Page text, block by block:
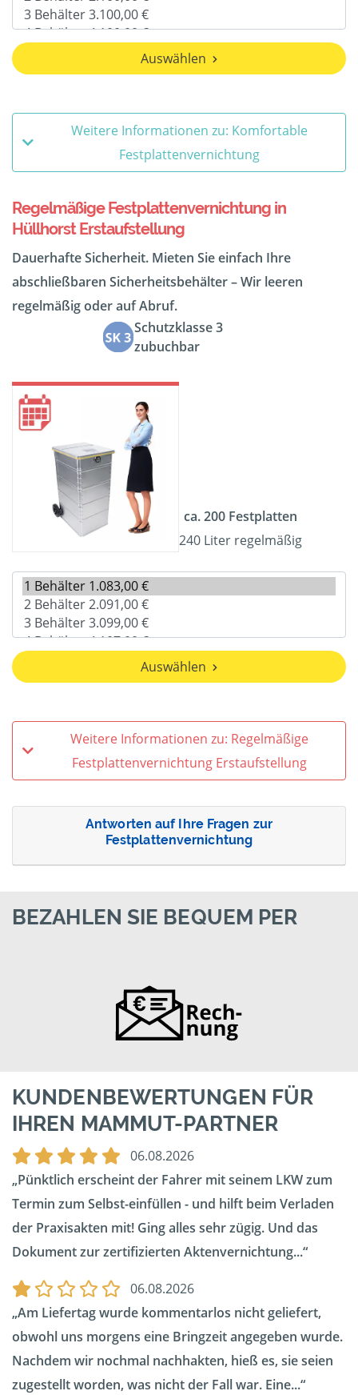
Auswählen
Weitere Informationen zu: Komfortable
Festplattenvernichtung
Regelmäßige Festplattenvernichtung in
Hüllhorst Erstaufstellung
Dauerhafte Sicherheit. Mieten Sie einfach Ihre
abschließbaren Sicherheitsbehälter – Wir leeren
regelmäßig oder auf Abruf.
Schutzklasse 3
zubuchbar
ca. 200 Festplatten
240 Liter regelmäßig
Auswählen
Weitere Informationen zu: Regelmäßige
Festplattenvernichtung Erstaufstellung
Antworten auf Ihre Fragen zur
Festplattenvernichtung
BEZAHLEN SIE BEQUEM PER
KUNDENBEWERTUNGEN FÜR
IHREN MAMMUT-PARTNER
06.08.2026
Pünktlich erscheint der Fahrer mit seinem LKW zum
Termin zum Selbst-einfüllen - und hilft beim Verladen
der Praxisakten mit! Ging alles sehr zügig. Und das
Dokument zur zertifizierten Aktenvernichtung...
06.08.2026
Am Liefertag wurde kommentarlos nicht geliefert,
obwohl uns morgens eine Bringzeit angegeben wurde.
Nachdem wir nochmal nachhakten, hieß es, sie seien
zugestellt worden, was nicht der Fall war. Eine...